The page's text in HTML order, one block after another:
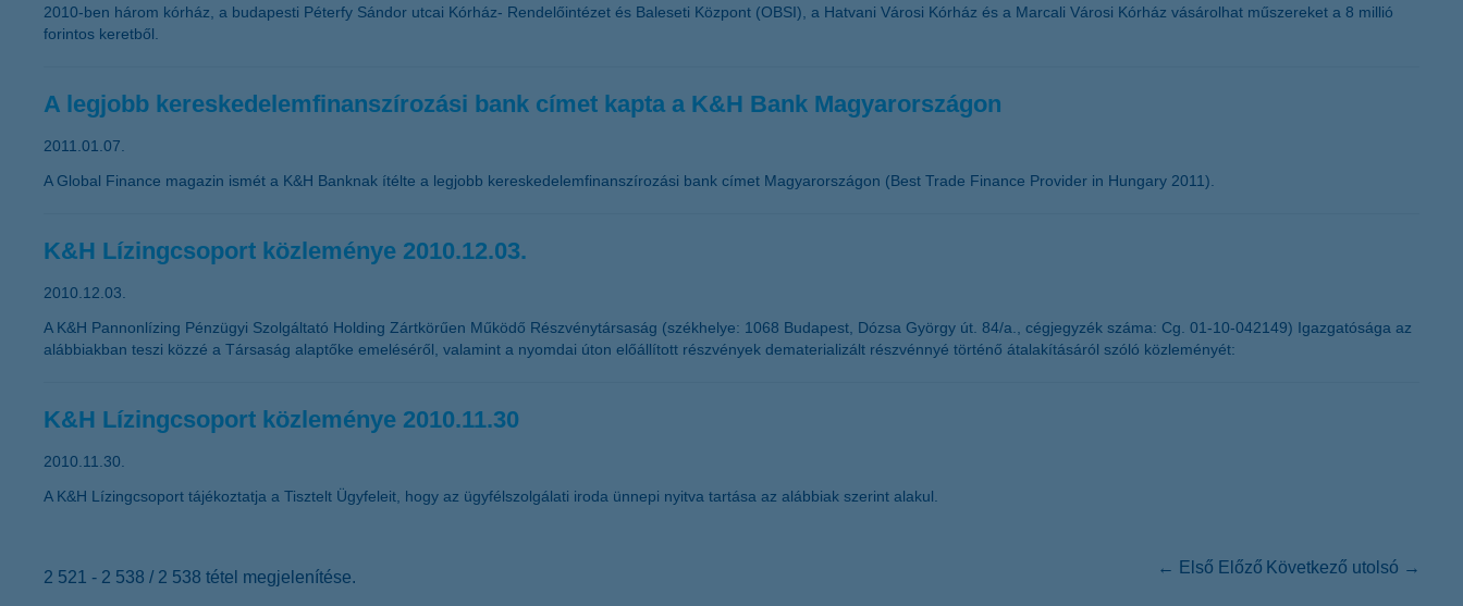
2010-ben három kórház, a budapesti Péterfy Sándor utcai Kórház- Rendelőintézet és Baleseti Központ (OBSI), a Hatvani Városi Kórház és a Marcali Városi Kórház vásárolhat műszereket a 8 millió
forintos keretből.
A legjobb kereskedelemfinanszírozási bank címet kapta a K&H Bank Magyarországon
2011.01.07.
A Global Finance magazin ismét a K&H Banknak ítélte a legjobb kereskedelemfinanszírozási bank címet Magyarországon (Best Trade Finance Provider in Hungary 2011).
K&H Lízingcsoport közleménye 2010.12.03.
2010.12.03.
A K&H Pannonlízing Pénzügyi Szolgáltató Holding Zártkörűen Működő Részvénytársaság (székhelye: 1068 Budapest, Dózsa György út. 84/a., cégjegyzék száma: Cg. 01-10-042149) Igazgatósága az
alábbiakban teszi közzé a Társaság alaptőke emeléséről, valamint a nyomdai úton előállított részvények dematerializált részvénnyé történő átalakításáról szóló közleményét:
K&H Lízingcsoport közleménye 2010.11.30
2010.11.30.
A K&H Lízingcsoport tájékoztatja a Tisztelt Ügyfeleit, hogy az ügyfélszolgálati iroda ünnepi nyitva tartása az alábbiak szerint alakul.
2 521 - 2 538 / 2 538 tétel megjelenítése.
← Első Előző Következő utolsó →